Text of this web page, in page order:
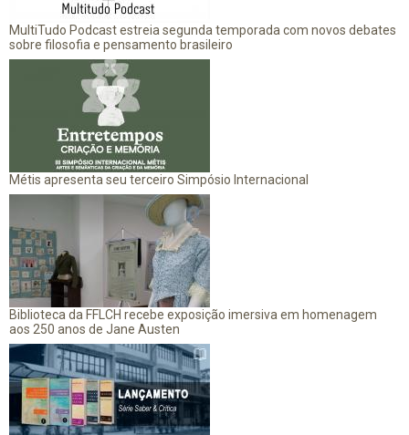
MultiTudo Podcast estreia segunda temporada com novos debates
sobre filosofia e pensamento brasileiro
Métis apresenta seu terceiro Simpósio Internacional
Biblioteca da FFLCH recebe exposição imersiva em homenagem
aos 250 anos de Jane Austen